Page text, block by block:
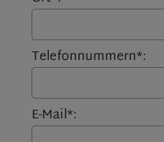
Telefonnummern*:
E-Mail*: